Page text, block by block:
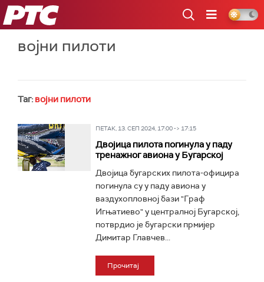
РТС
војни пилоти
Таг: војни пилоти
ПЕТАК, 13. СЕП 2024, 17:00 -> 17:15
Двојица пилота погинула у паду
тренажног авиона у Бугарској
Двојица бугарских пилота-официра
погинула су у паду авиона у
ваздухопловној бази "Граф
Игњатиево" у централној Бугарској,
потврдио је бугарски прмијер
Димитар Главчев...
Прочитај